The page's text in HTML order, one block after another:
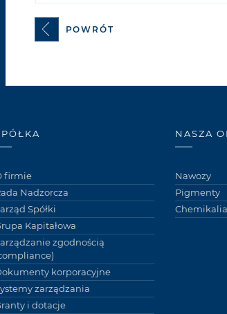
POWRÓT
firmie
Nadzorcza
Spółki
Kapitałowa
zgodnością
korporacyjne
zarządzania
i dotacje
NASZA
Nawozy
Pigmenty
Chemikalia